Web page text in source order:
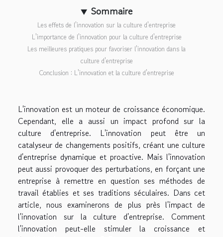
Sommaire
Les effets de l'innovation sur la culture d'entreprise
L'importance de l'innovation pour la culture d'entreprise
Les meilleures pratiques pour favoriser l'innovation dans la
culture d'entreprise
Conclusion : L'innovation et la culture d'entreprise
L'innovation est un moteur de croissance économique.
Cependant, elle a aussi un impact profond sur la
culture d'entreprise. L'innovation peut être un
catalyseur de changements positifs, créant une culture
d'entreprise dynamique et proactive. Mais l'innovation
peut aussi provoquer des perturbations, en forçant une
entreprise à remettre en question ses méthodes de
travail établies et ses traditions séculaires. Dans cet
article, nous examinerons de plus près l'impact de
l'innovation sur la culture d'entreprise. Comment
l'innovation peut-elle stimuler la croissance et